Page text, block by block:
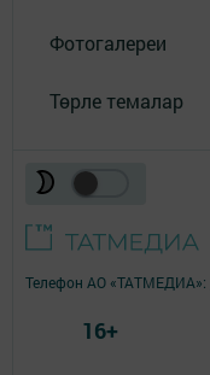
Фотогалереи
Төрле темалар
Телефон АО «ТАТМЕДИА»:
16+